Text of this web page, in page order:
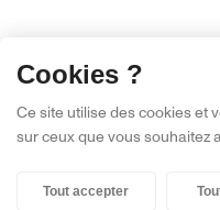
S'INSCRIRE
Cookies ?
Ce site utilise des cookies et
sur ceux que vous souhaitez
Tout accepter